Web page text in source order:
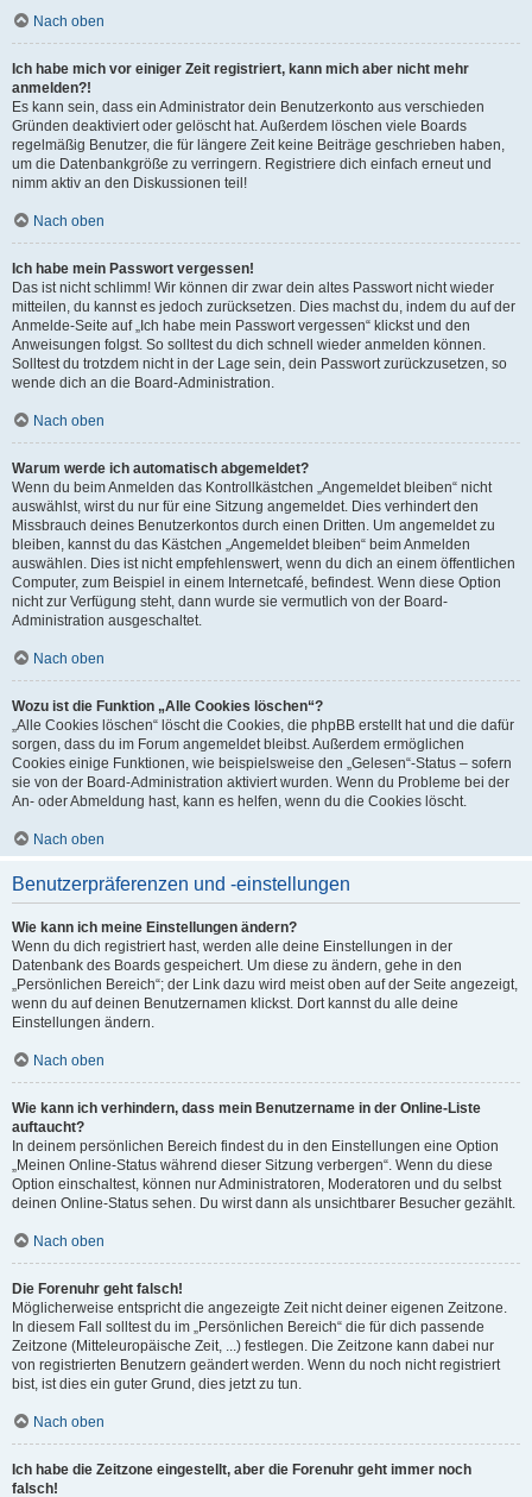
Nach oben
Ich habe mich vor einiger Zeit registriert, kann mich aber nicht mehr
anmelden?!
Es kann sein, dass ein Administrator dein Benutzerkonto aus verschieden
Gründen deaktiviert oder gelöscht hat. Außerdem löschen viele Boards
regelmäßig Benutzer, die für längere Zeit keine Beiträge geschrieben haben,
um die Datenbankgröße zu verringern. Registriere dich einfach erneut und
nimm aktiv an den Diskussionen teil!
Nach oben
Ich habe mein Passwort vergessen!
Das ist nicht schlimm! Wir können dir zwar dein altes Passwort nicht wieder
mitteilen, du kannst es jedoch zurücksetzen. Dies machst du, indem du auf der
Anmelde-Seite auf „Ich habe mein Passwort vergessen“ klickst und den
Anweisungen folgst. So solltest du dich schnell wieder anmelden können.
Solltest du trotzdem nicht in der Lage sein, dein Passwort zurückzusetzen, so
wende dich an die Board-Administration.
Nach oben
Warum werde ich automatisch abgemeldet?
Wenn du beim Anmelden das Kontrollkästchen „Angemeldet bleiben“ nicht
auswählst, wirst du nur für eine Sitzung angemeldet. Dies verhindert den
Missbrauch deines Benutzerkontos durch einen Dritten. Um angemeldet zu
bleiben, kannst du das Kästchen „Angemeldet bleiben“ beim Anmelden
auswählen. Dies ist nicht empfehlenswert, wenn du dich an einem öffentlichen
Computer, zum Beispiel in einem Internetcafé, befindest. Wenn diese Option
nicht zur Verfügung steht, dann wurde sie vermutlich von der Board-
Administration ausgeschaltet.
Nach oben
Wozu ist die Funktion „Alle Cookies löschen“?
„Alle Cookies löschen“ löscht die Cookies, die phpBB erstellt hat und die dafür
sorgen, dass du im Forum angemeldet bleibst. Außerdem ermöglichen
Cookies einige Funktionen, wie beispielsweise den „Gelesen“-Status – sofern
sie von der Board-Administration aktiviert wurden. Wenn du Probleme bei der
An- oder Abmeldung hast, kann es helfen, wenn du die Cookies löscht.
Nach oben
Benutzerpräferenzen und -einstellungen
Wie kann ich meine Einstellungen ändern?
Wenn du dich registriert hast, werden alle deine Einstellungen in der
Datenbank des Boards gespeichert. Um diese zu ändern, gehe in den
„Persönlichen Bereich“; der Link dazu wird meist oben auf der Seite angezeigt,
wenn du auf deinen Benutzernamen klickst. Dort kannst du alle deine
Einstellungen ändern.
Nach oben
Wie kann ich verhindern, dass mein Benutzername in der Online-Liste
auftaucht?
In deinem persönlichen Bereich findest du in den Einstellungen eine Option
„Meinen Online-Status während dieser Sitzung verbergen“. Wenn du diese
Option einschaltest, können nur Administratoren, Moderatoren und du selbst
deinen Online-Status sehen. Du wirst dann als unsichtbarer Besucher gezählt.
Nach oben
Die Forenuhr geht falsch!
Möglicherweise entspricht die angezeigte Zeit nicht deiner eigenen Zeitzone.
In diesem Fall solltest du im „Persönlichen Bereich“ die für dich passende
Zeitzone (Mitteleuropäische Zeit, ...) festlegen. Die Zeitzone kann dabei nur
von registrierten Benutzern geändert werden. Wenn du noch nicht registriert
bist, ist dies ein guter Grund, dies jetzt zu tun.
Nach oben
Ich habe die Zeitzone eingestellt, aber die Forenuhr geht immer noch
falsch!